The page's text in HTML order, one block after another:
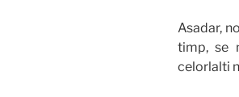
Asadar,
timp, se
celorlalti